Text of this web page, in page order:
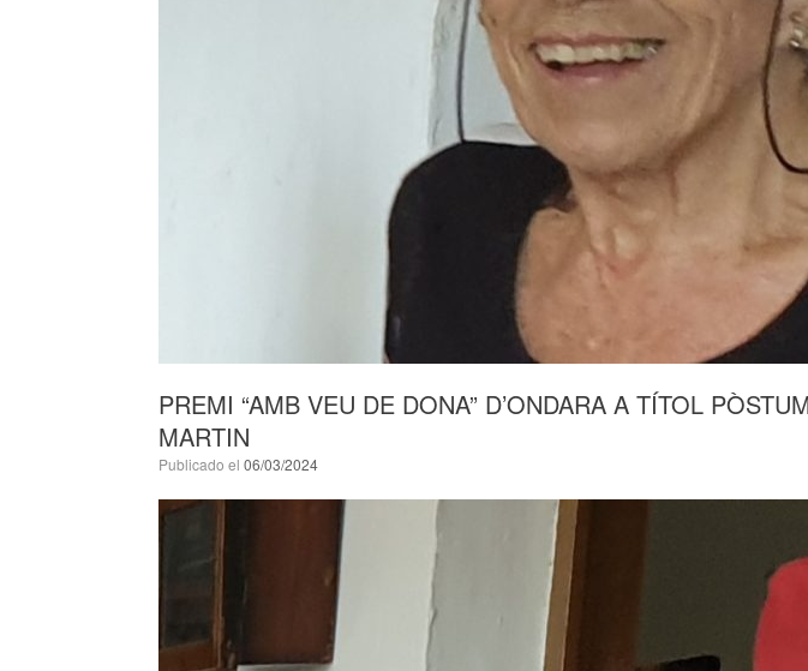
PREMI “AMB VEU DE DONA” D’ONDARA A TÍTOL
MARTIN
Publicado el 06/03/2024